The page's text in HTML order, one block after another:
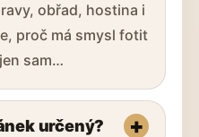
obřad, hostina i
proč má smysl fotit
sam…
určený?